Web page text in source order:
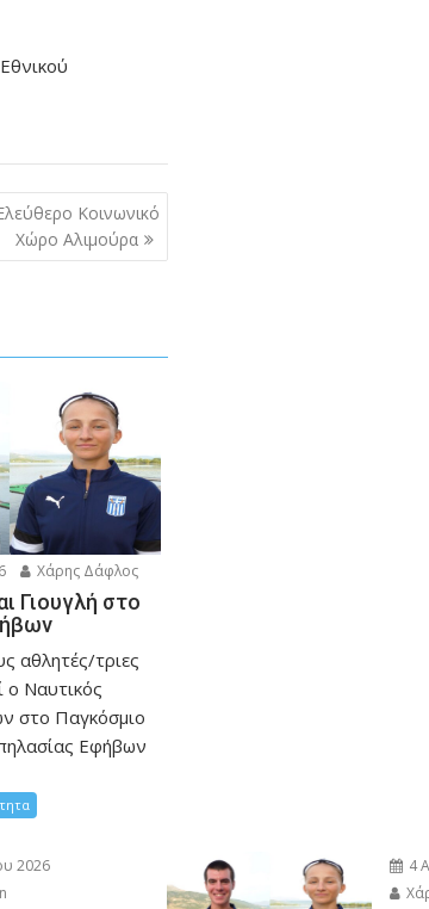
Κοινωνικό
Χώρο Αλιμούρα
Χάρης Δάφλος
Γιουγλή στο
αθλητές/τριες
ο Ναυτικός
στο Παγκόσμιο
Εφήβων
2026
4